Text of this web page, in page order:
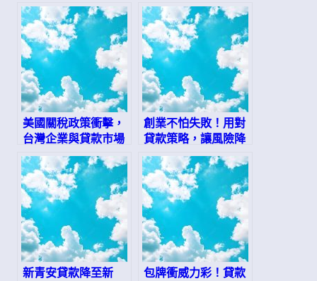
美國關稅政策衝擊，
台灣企業與貸款市場
如何應對？
創業不怕失敗！用對
貸款策略，讓風險降
到最低
新青安貸款降至新
包牌衝威力彩！貸款